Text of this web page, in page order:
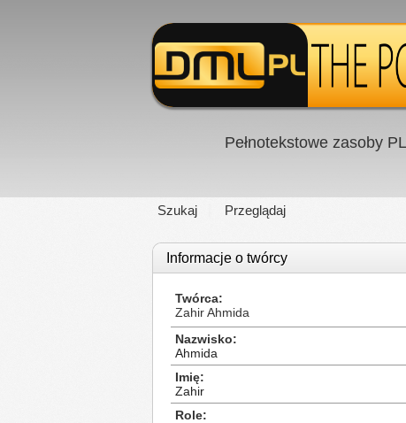
Pełnotekstowe zasoby
Szukaj Przeglądaj
Informacje o twórcy
Twórca
Zahir Ahmida
Nazwisko
Ahmida
Imię
Zahir
Role